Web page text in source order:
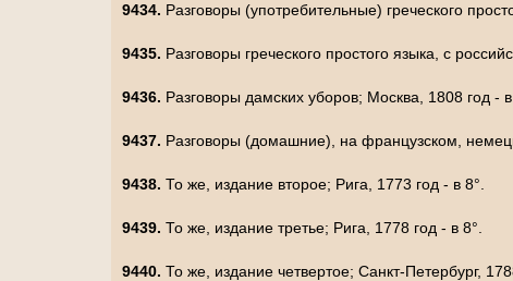
9434. Разговоры (употребительные) греческого
9435. Разговоры греческого простого языка, с
9436. Разговоры дамских уборов; Москва, 1808 год - в
9437. Разговоры (домашние), на французском,
9438. То же, издание второе; Рига, 1773 год - в 8°.
9439. То же, издание третье; Рига, 1778 год - в 8°.
9440. То же, издание четвертое; Санкт-Петербург,